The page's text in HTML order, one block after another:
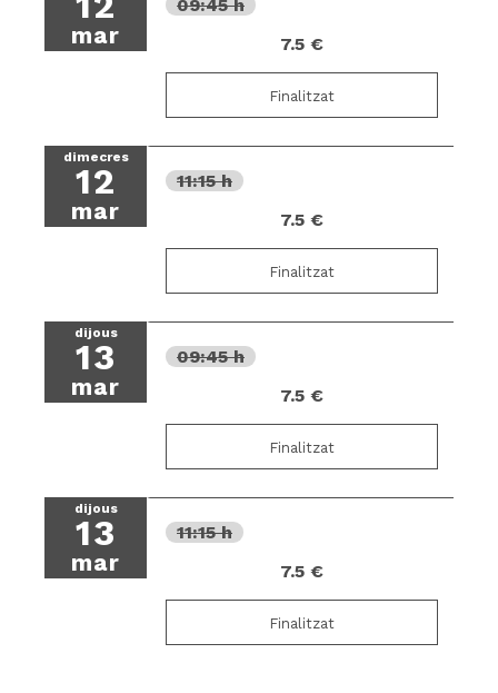
mar
09:45 h
7.5 €
Finalitzat
dimecres
12
mar
11:15 h
7.5 €
Finalitzat
dijous
13
mar
09:45 h
7.5 €
Finalitzat
dijous
13
mar
11:15 h
7.5 €
Finalitzat